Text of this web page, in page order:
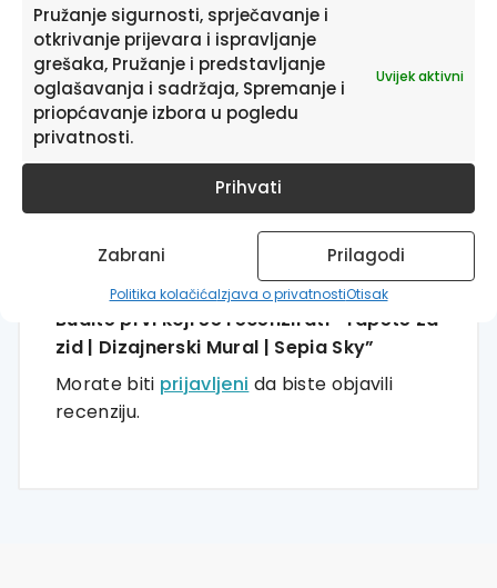
Pružanje sigurnosti, sprječavanje i
otkrivanje prijevara i ispravljanje
grešaka, Pružanje i predstavljanje
oglašavanja i sadržaja, Spremanje i
priopćavanje izbora u pogledu
privatnosti.
Uvijek aktivni
Prihvati
Zabrani Prilagodi
Politika kolačićaIzjava o privatnostiOtisak
Zidne tapete za dom
Fotografiju u većoj rezoluciji za izradu
rendera možete preuzeti OVDJE.
Još nema recenzija.
Budite prvi koji će recenzirati “Tapete za
zid | Dizajnerski Mural | Sepia Sky”
Morate biti prijavljeni da biste objavili
recenziju.